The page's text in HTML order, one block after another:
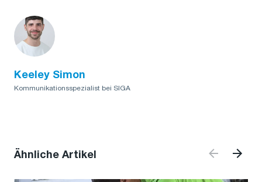
Keeley Simon
Kommunikationsspezialist bei SIGA
Ähnliche Artikel